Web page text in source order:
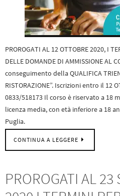
PROROGATI AL 12 OTTOBRE 2020, I
DELLE DOMANDE DI AMMISSIONE AL
conseguimento della QUALIFICA
RISTORAZIONE”. Iscrizioni entro il 12
0833/518173 Il corso è riservato a 18
licenza media, con età inferiore a 18
Puglia.
CONTINUA A LEGGERE
PROROGATI AL 23